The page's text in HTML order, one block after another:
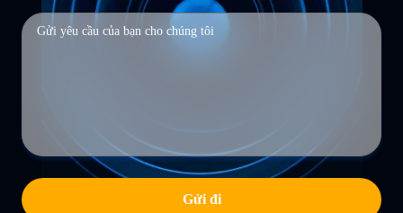
Gửi đi